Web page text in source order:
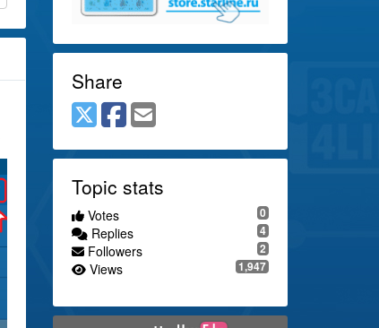
Share
Topic stats
0
Votes
4
Replies
2
Followers
1,947
Views